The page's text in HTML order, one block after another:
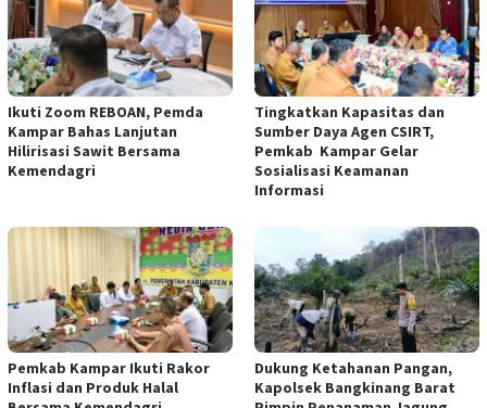
Ikuti Zoom REBOAN, Pemda
Kampar Bahas Lanjutan
Hilirisasi Sawit Bersama
Kemendagri
Tingkatkan Kapasitas dan
Sumber Daya Agen CSIRT,
Pemkab Kampar Gelar
Sosialisasi Keamanan
Informasi
Pemkab Kampar Ikuti Rakor
Inflasi dan Produk Halal
Dukung Ketahanan Pangan,
Kapolsek Bangkinang Barat